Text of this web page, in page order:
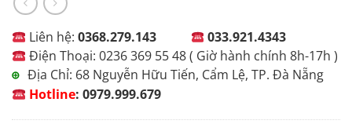
Liên hệ: 0368.279.143
033.921.4343
Điện Thoại: 0236 369 55 48 ( Giờ hành chính 8h-17h )
⊕ Địa Chỉ: 68 Nguyễn Hữu Tiến, Cẩm Lệ, TP. Đà Nẵng
Hotline: 0979.999.679